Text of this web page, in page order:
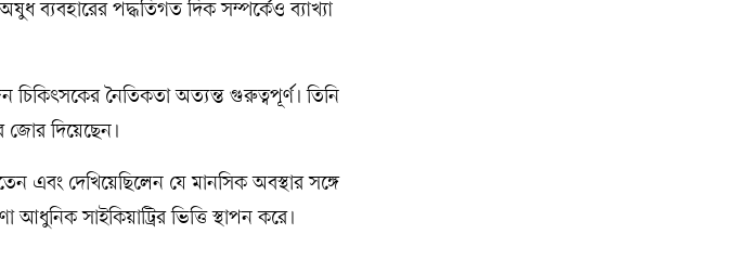
ব্যবহারের পদ্ধতিগত দিক সম্পর্কেও ব্যাখ্যা
চিকিৎসকের নৈতিকতা অত্যন্ত গুরুত্বপূর্ণ। তিনি
জোর দিয়েছেন।
এবং দেখিয়েছিলেন যে মানসিক অবস্থার সঙ্গে
আধুনিক সাইকিয়াট্রির ভিত্তি স্থাপন করে।